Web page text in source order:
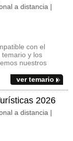
a distancia |
con el
y los
nuestros
ver temario
2026
a distancia |